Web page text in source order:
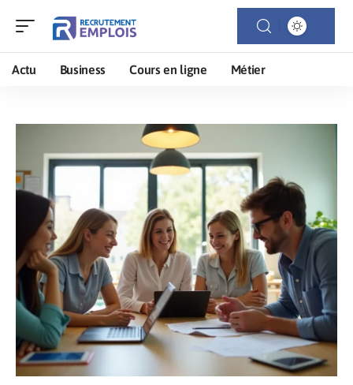
Actu Business Cours en ligne Métier